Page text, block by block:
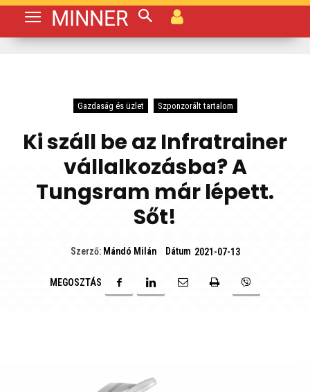
MINNER
Gazdaság és üzlet Szponzorált tartalom
Ki száll be az Infratrainer
vállalkozásba? A
Tungsram már lépett.
Sőt!
Szerző: Mándó Milán Dátum 2021-07-13
MEGOSZTÁS